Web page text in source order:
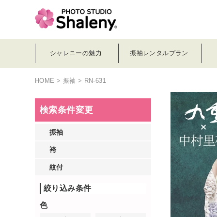
シャレニーの魅力 振袖レンタルプラン
HOME > 振袖 > RN-631
検索条件変更
振袖
袴
紋付
絞り込み条件
色